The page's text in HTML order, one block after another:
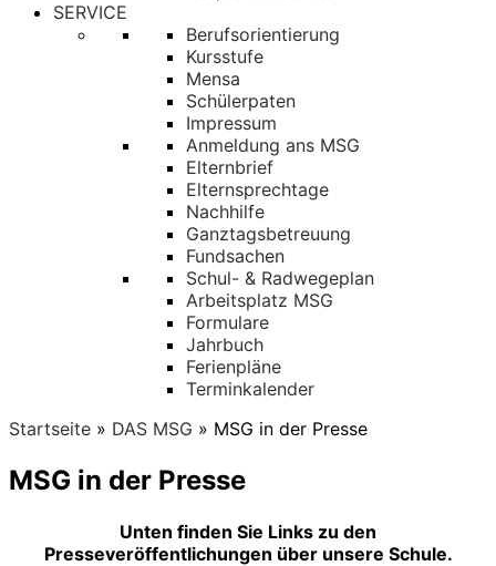
SERVICE
Berufsorientierung
Kursstufe
Mensa
Schülerpaten
Impressum
Anmeldung ans MSG
Elternbrief
Elternsprechtage
Nachhilfe
Ganztagsbetreuung
Fundsachen
Schul- & Radwegeplan
Arbeitsplatz MSG
Formulare
Jahrbuch
Ferienpläne
Terminkalender
Startseite » DAS MSG » MSG in der Presse
MSG in der Presse
Unten finden Sie Links zu den
Presseveröffentlichungen über unsere Schule.